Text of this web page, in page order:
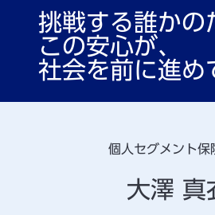
挑戦する誰かの
この安心が、
社会を前に進め
個人セグメント保
大澤 真